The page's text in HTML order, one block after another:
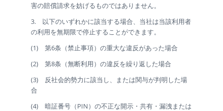
害の賠償請求を妨げるものではありません。
3. 以下のいずれかに該当する場合、当社は当該利用者
の利用を無期限で停止することができます。
(1) 第6条（禁止事項）の重大な違反があった場合
(2) 第8条（無断利用）の違反を繰り返した場合
(3) 反社会的勢力に該当し、または関与が判明した場
合
(4) 暗証番号（PIN）の不正な開示・共有・漏洩または